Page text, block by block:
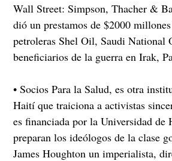
Wall Street: Simpson, Thacher &
dió un prestamos de $2000
petroleras Shel Oil, Saudi National
beneficiarios de la guerra en Irak,
• Socios Para la Salud, es otra
Haití que traiciona a activistas
es financiada por la Universidad de
preparan los ideólogos de la clase
James Houghton un imperialista,